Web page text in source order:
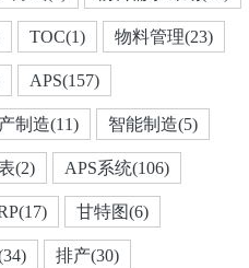
TOC(1) 物料管理(23)
APS(157)
制造(11) 智能制造(5)
(2) APS系统(106)
甘特图(6)
排产(30)